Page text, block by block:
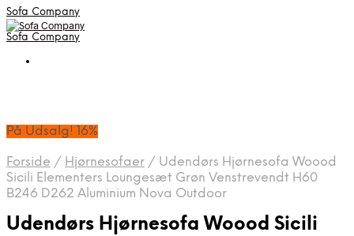
Sofa Company
Sofa Company
På Udsalg! 16%
Forside / Hjørnesofaer / Udendørs Hjørnesofa Woood
Sicili Elementers Loungesæt Grøn Venstrevendt H60
B246 D262 Aluminium Nova Outdoor
Udendørs Hjørnesofa Woood Sicili